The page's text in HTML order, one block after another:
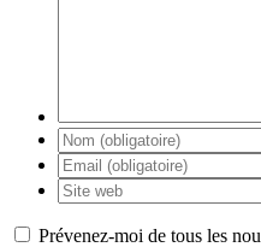
Prévenez-moi de tous les